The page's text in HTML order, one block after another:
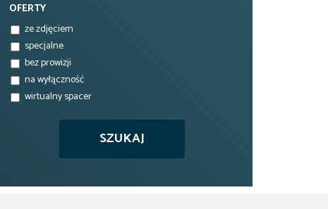
OFERTY
ze zdjęciem
specjalne
bez prowizji
na wyłączność
wirtualny spacer